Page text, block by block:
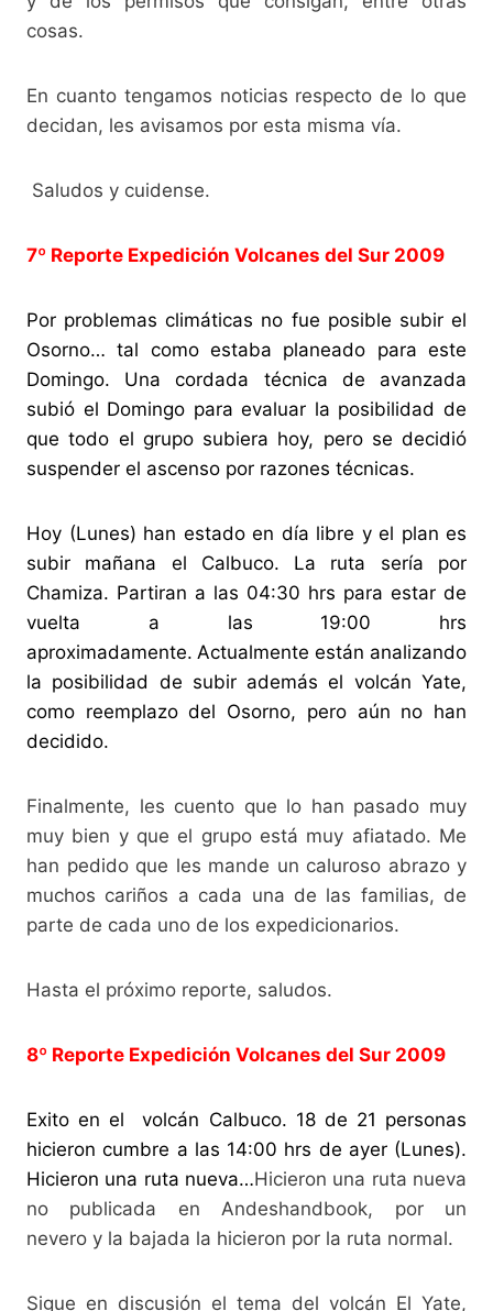
cosas.
En cuanto tengamos noticias respecto de lo que
decidan, les avisamos por esta misma vía.
Saludos y cuidense.
7º Reporte Expedición Volcanes del Sur 2009
Por problemas climáticas no fue posible subir el
Osorno…tal como estaba planeado para este
Domingo. Una cordada técnica de avanzada
subió el Domingo para evaluar la posibilidad de
que todo el grupo subiera hoy, pero se decidió
suspender el ascenso por razones técnicas.
Hoy (Lunes) han estado en día libre y el plan es
subir mañana el Calbuco. La ruta sería por
Chamiza. Partiran a las 04:30 hrs para estar de
vuelta a las 19:00 hrs
aproximadamente. Actualmente están analizando
la posibilidad de subir además el volcán Yate,
como reemplazo del Osorno, pero aún no han
decidido.
Finalmente, les cuento que lo han pasado muy
muy bien y que el grupo está muy afiatado. Me
han pedido que les mande un caluroso abrazo y
muchos cariños a cada una de las familias, de
parte de cada uno de los expedicionarios.
Hasta el próximo reporte, saludos.
8º Reporte Expedición Volcanes del Sur 2009
Exito en el volcán Calbuco. 18 de 21 personas
hicieron cumbre a las 14:00 hrs de ayer (Lunes).
Hicieron una ruta nueva…Hicieron una ruta nueva
no publicada en Andeshandbook, por un
nevero y la bajada la hicieron por la ruta normal.
Sigue en discusión el tema del volcán El Yate,